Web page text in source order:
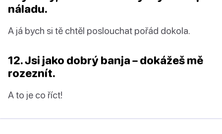
náladu.
A já bych si tě chtěl poslouchat pořád dokola.
12. Jsi jako dobrý banja – dokážeš mě
rozeznít.
A to je co říct!